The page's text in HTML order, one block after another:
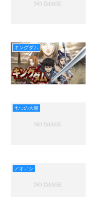
キングダム
七つの大罪
アオアシ